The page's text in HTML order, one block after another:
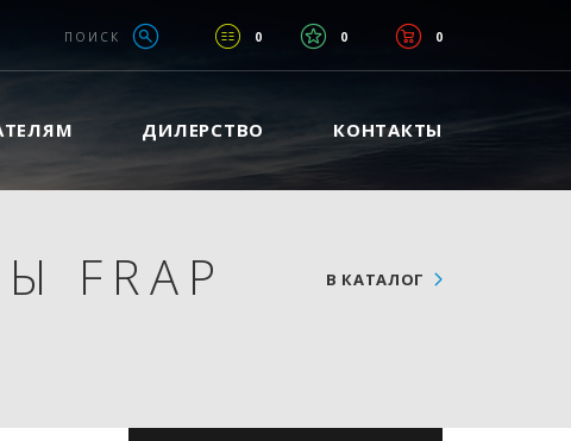
0 0 0
ПОИСК
ДИЛЕРСТВО КОНТАКТЫ
FRAP
В КАТАЛОГ